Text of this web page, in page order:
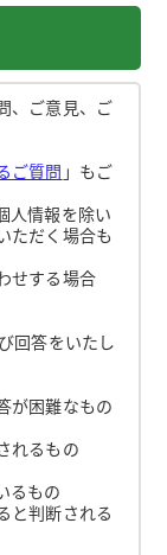
、ご意見、ご
ご質問 」もご
人情報を除い
ただく場合も
せする場合
回答をいたし
が困難なもの
れるもの
るもの
と判断される